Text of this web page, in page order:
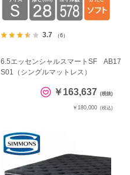
3.7 （6）
6.5エッセンシャルスマートSF AB17
S01（シングルマットレス）
￥163,637 (税抜)
￥180,000 (税込)